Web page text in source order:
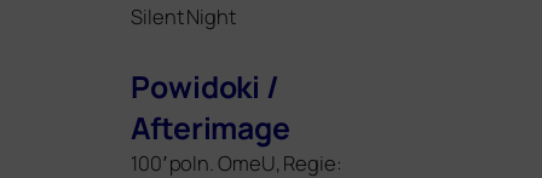
Silent Night
Powidoki /
Afterimage
100′ poln. OmeU, Regie: